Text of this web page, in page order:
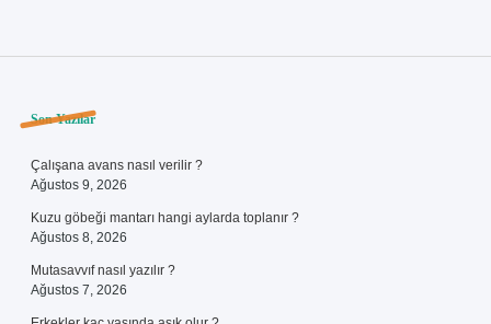
Sidebar
Son Yazılar
Çalışana avans nasıl verilir ?
Ağustos 9, 2026
Kuzu göbeği mantarı hangi aylarda toplanır ?
Ağustos 8, 2026
Mutasavvıf nasıl yazılır ?
Ağustos 7, 2026